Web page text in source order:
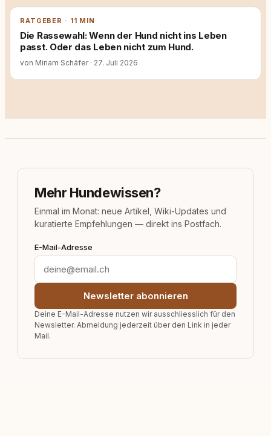
RATGEBER · 11 MIN
Die Rassewahl: Wenn der Hund nicht ins Leben
passt. Oder das Leben nicht zum Hund.
von Miriam Schäfer · 27. Juli 2026
Mehr Hundewissen?
Einmal im Monat: neue Artikel, Wiki-Updates und
kuratierte Empfehlungen — direkt ins Postfach.
E-Mail-Adresse
Newsletter abonnieren
Deine E-Mail-Adresse nutzen wir ausschliesslich für den
Newsletter. Abmeldung jederzeit über den Link in jeder
Mail.